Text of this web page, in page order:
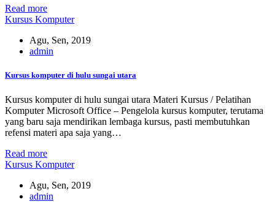
Read more
Kursus Komputer
Agu, Sen, 2019
admin
Kursus komputer di hulu sungai utara
Kursus komputer di hulu sungai utara Materi Kursus / Pelatihan
Komputer Microsoft Office – Pengelola kursus komputer, terutama
yang baru saja mendirikan lembaga kursus, pasti membutuhkan
refensi materi apa saja yang…
Read more
Kursus Komputer
Agu, Sen, 2019
admin